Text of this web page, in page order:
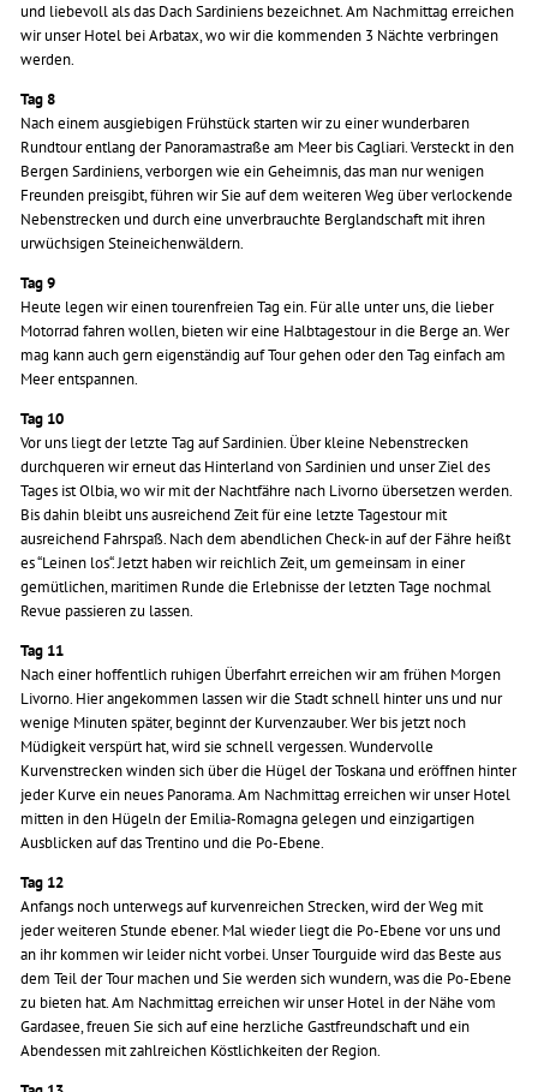
und liebevoll als das Dach Sardiniens bezeichnet. Am Nachmittag erreichen
wir unser Hotel bei Arbatax, wo wir die kommenden 3 Nächte verbringen
werden.
Tag 8
Nach einem ausgiebigen Frühstück starten wir zu einer wunderbaren
Rundtour entlang der Panoramastraße am Meer bis Cagliari. Versteckt in den
Bergen Sardiniens, verborgen wie ein Geheimnis, das man nur wenigen
Freunden preisgibt, führen wir Sie auf dem weiteren Weg über verlockende
Nebenstrecken und durch eine unverbrauchte Berglandschaft mit ihren
urwüchsigen Steineichenwäldern.
Tag 9
Heute legen wir einen tourenfreien Tag ein. Für alle unter uns, die lieber
Motorrad fahren wollen, bieten wir eine Halbtagestour in die Berge an. Wer
mag kann auch gern eigenständig auf Tour gehen oder den Tag einfach am
Meer entspannen.
Tag 10
Vor uns liegt der letzte Tag auf Sardinien. Über kleine Nebenstrecken
durchqueren wir erneut das Hinterland von Sardinien und unser Ziel des
Tages ist Olbia, wo wir mit der Nachtfähre nach Livorno übersetzen werden.
Bis dahin bleibt uns ausreichend Zeit für eine letzte Tagestour mit
ausreichend Fahrspaß. Nach dem abendlichen Check-in auf der Fähre heißt
es “Leinen los“. Jetzt haben wir reichlich Zeit, um gemeinsam in einer
gemütlichen, maritimen Runde die Erlebnisse der letzten Tage nochmal
Revue passieren zu lassen.
Tag 11
Nach einer hoffentlich ruhigen Überfahrt erreichen wir am frühen Morgen
Livorno. Hier angekommen lassen wir die Stadt schnell hinter uns und nur
wenige Minuten später, beginnt der Kurvenzauber. Wer bis jetzt noch
Müdigkeit verspürt hat, wird sie schnell vergessen. Wundervolle
Kurvenstrecken winden sich über die Hügel der Toskana und eröffnen hinter
jeder Kurve ein neues Panorama. Am Nachmittag erreichen wir unser Hotel
mitten in den Hügeln der Emilia-Romagna gelegen und einzigartigen
Ausblicken auf das Trentino und die Po-Ebene.
Tag 12
Anfangs noch unterwegs auf kurvenreichen Strecken, wird der Weg mit
jeder weiteren Stunde ebener. Mal wieder liegt die Po-Ebene vor uns und
an ihr kommen wir leider nicht vorbei. Unser Tourguide wird das Beste aus
dem Teil der Tour machen und Sie werden sich wundern, was die Po-Ebene
zu bieten hat. Am Nachmittag erreichen wir unser Hotel in der Nähe vom
Gardasee, freuen Sie sich auf eine herzliche Gastfreundschaft und ein
Abendessen mit zahlreichen Köstlichkeiten der Region.